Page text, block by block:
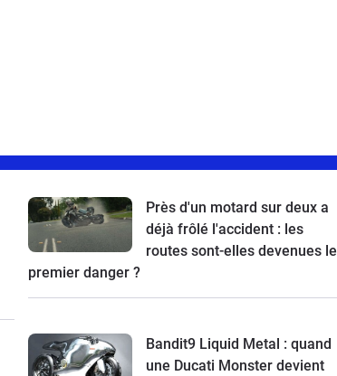
Près d'un motard sur deux a
déjà frôlé l'accident : les
routes sont-elles devenues le
premier danger ?
Bandit9 Liquid Metal : quand
une Ducati Monster devient